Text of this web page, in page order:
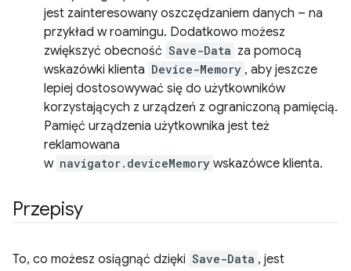
jest zainteresowany oszczędzaniem danych – na
przykład w roamingu. Dodatkowo możesz
zwiększyć obecność Save-Data za pomocą
wskazówki klienta Device-Memory , aby jeszcze
lepiej dostosowywać się do użytkowników
korzystających z urządzeń z ograniczoną pamięcią.
Pamięć urządzenia użytkownika jest też
reklamowana
w navigator.deviceMemory wskazówce klienta.
Przepisy
To, co możesz osiągnąć dzięki Save-Data , jest